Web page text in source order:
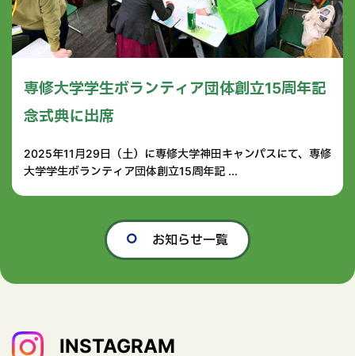
専修大学学生ボランティア団体創立15周年記
念式典に出席
2025年11月29日（土）に専修大学神田キャンパスにて、専修
大学学生ボランティア団体創立15周年記 ...
お知らせ一覧
INSTAGRAM